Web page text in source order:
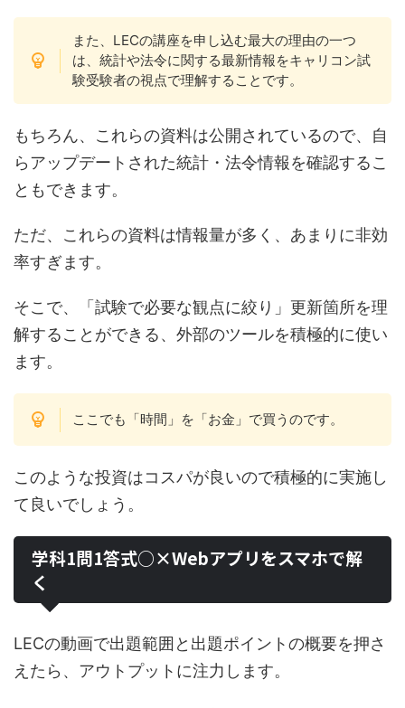
また、LECの講座を申し込む最大の理由の一つ
は、統計や法令に関する最新情報をキャリコン試
験受験者の視点で理解することです。
もちろん、これらの資料は公開されているので、自
らアップデートされた統計・法令情報を確認するこ
ともできます。
ただ、これらの資料は情報量が多く、あまりに非効
率すぎます。
そこで、「試験で必要な観点に絞り」更新箇所を理
解することができる、外部のツールを積極的に使い
ます。
ここでも「時間」を「お金」で買うのです。
このような投資はコスパが良いので積極的に実施し
て良いでしょう。
学科1問1答式○×Webアプリをスマホで解
く
LECの動画で出題範囲と出題ポイントの概要を押さ
えたら、アウトプットに注力します。